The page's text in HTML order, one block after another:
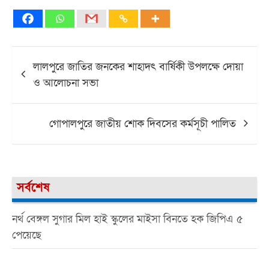
navigation
লালপুরে জাতির জনকের শাহাদৎ বার্ষিকী উপলক্ষে দোয়া
ও আলোচনা সভা
গোপালপুরে জাতীয় শোক দিবসের কর্মসূচী পালিত
সর্বশেষ
নর্থ বেঙ্গল সুগার মিল হাই স্কুলের মাইসা বিনতে হক জিপিএ ৫
পেয়েছে